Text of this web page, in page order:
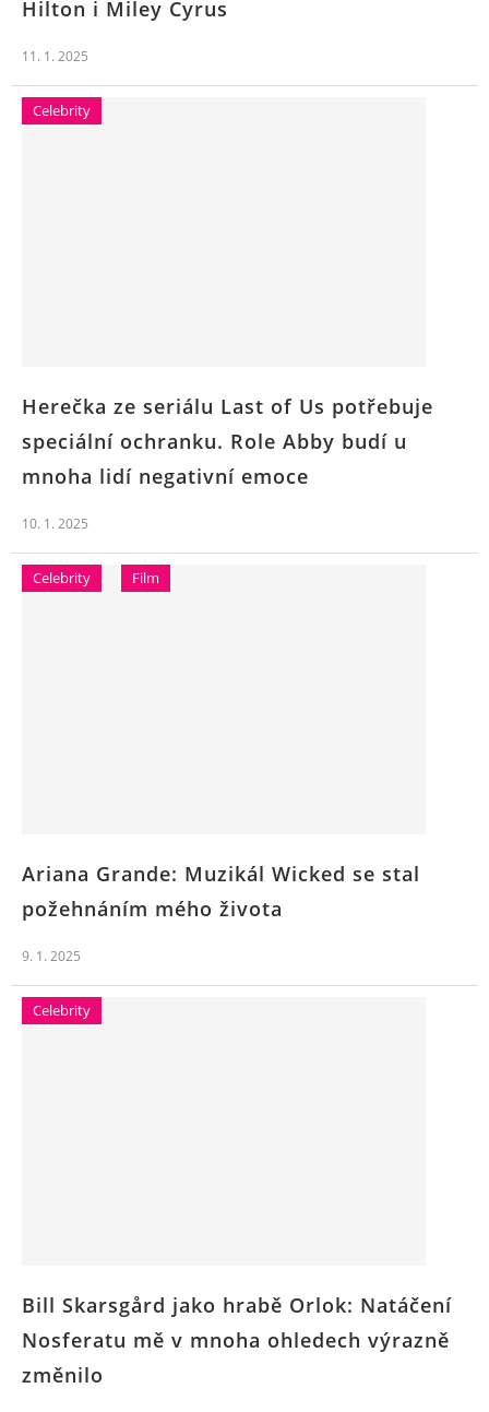
Hilton i Miley Cyrus
11. 1. 2025
Celebrity
Herečka ze seriálu Last of Us potřebuje
speciální ochranku. Role Abby budí u
mnoha lidí negativní emoce
10. 1. 2025
Celebrity Film
Ariana Grande: Muzikál Wicked se stal
požehnáním mého života
9. 1. 2025
Celebrity
Bill Skarsgård jako hrabě Orlok: Natáčení
Nosferatu mě v mnoha ohledech výrazně
změnilo